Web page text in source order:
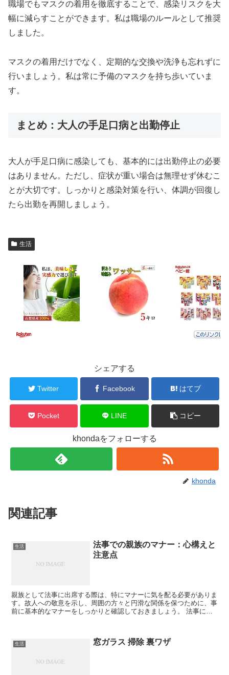
職場でもマスクの着用を徹底することで、感染リスクを大
幅に減らすことができます。私は職場のルールとして推奨
しました。
マスクの着用だけでなく、定期的な交換や洗浄も忘れずに
行いましょう。私は常に予備のマスクを持ち歩いていま
す。
まとめ：大人の手足口病と出勤停止
大人が手足口病に感染しても、基本的には出勤停止の必要
はありません。ただし、症状が重い場合は無理せず休むこ
とが大切です。しっかりと感染対策を行い、体調が回復し
たら出勤を再開しましょう。
生活
シェアする
Twitter Facebook はてブ
Pocket LINE コピー
khondaをフォローする
khonda
関連記事
生活
法事での親族のマナー：心構えと
注意点
親族として法事に出席する際は、特にマナーに気を配る必要がありま
す。故人への敬意を示し、周囲の方々と円滑な関係を保つために、事
前に基本的なマナーをしっかりと確認しておきましょう。 法事にお
生活 窓ガラス 掃除 裏ワザ